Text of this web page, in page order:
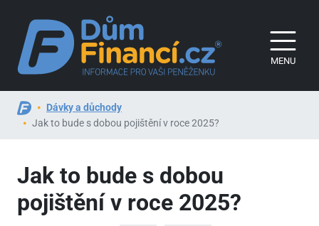
MENU
Dávky a důchody
Jak to bude s dobou pojištění v roce 2025?
Jak to bude s dobou
pojištění v roce 2025?